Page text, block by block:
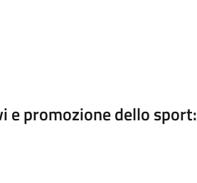
promozione dello sport: